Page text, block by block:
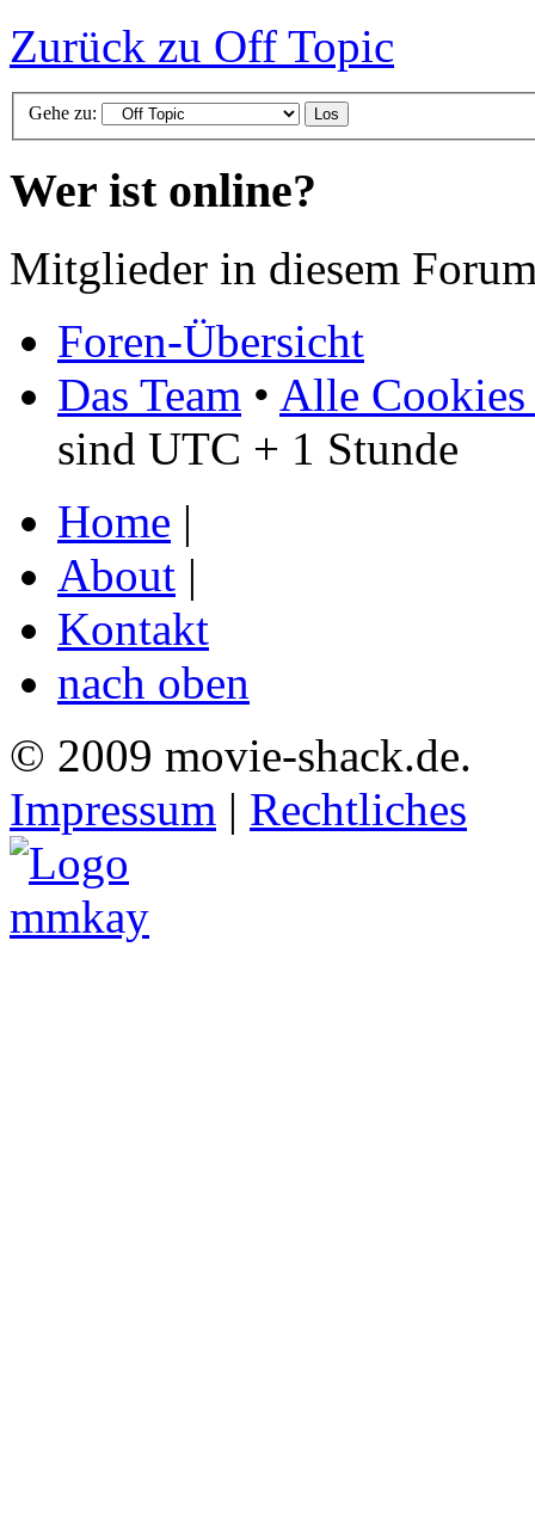
Zurück zu Off Topic
Gehe zu:
Wer ist online?
Mitglieder in diesem
Foren-Übersicht
Das Team • Alle Cookies
sind UTC + 1 Stunde
Home |
About |
Kontakt
nach oben
© 2009 movie-shack.de.
Impressum | Rechtliches